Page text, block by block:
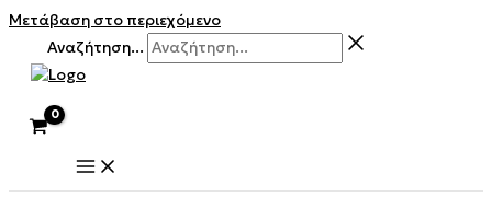
Μετάβαση στο περιεχόμενο
Αναζήτηση...